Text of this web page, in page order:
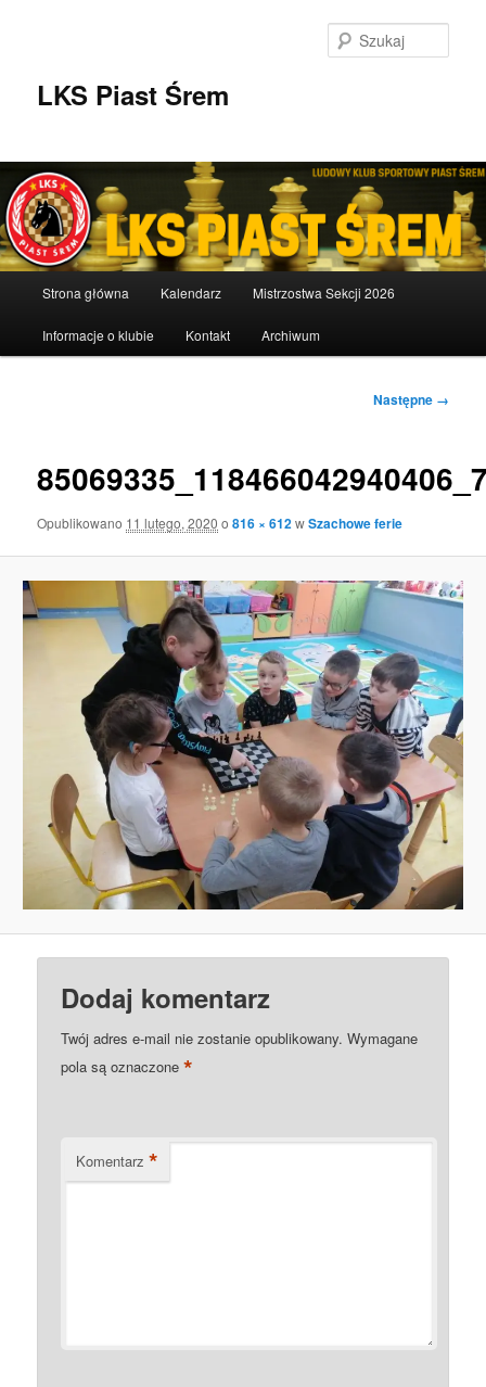
LKS Piast Śrem
Strona główna Kalendarz Mistrzostwa Sekcji 2026
Informacje o klubie Kontakt Archiwum
Nawigacja
Następne →
Opublikowano 11 lutego, 2020 o816 × 612wSzachowe ferie
Dodaj komentarz
Twój adres e-mail nie zostanie opublikowany. Wymagane
pola są oznaczone*
Komentarz *